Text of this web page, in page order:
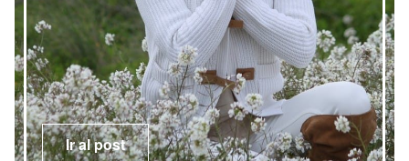
Ir al post